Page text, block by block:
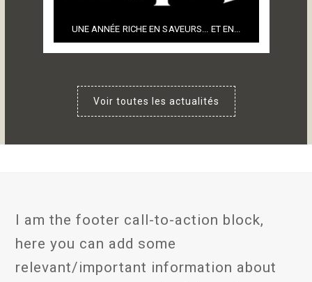
UNE ANNÉE RICHE EN SAVEURS... ET EN...
Voir toutes les actualités
I am the footer call-to-action block,
here you can add some
relevant/important information about